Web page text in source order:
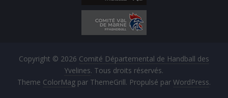
Copyright © 2026 Comité Départemental de Handball des
Yvelines. Tous droits réservés.
Theme ColorMagpar ThemeGrill. Propulsé par WordPress.